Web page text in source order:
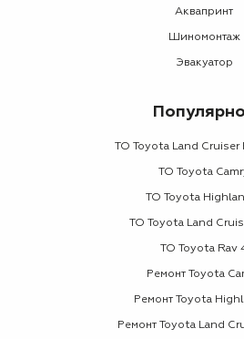
Аквапринт
Шиномонтаж
Эвакуатор
ТО Toyota Land Cruiser
ТО Toyota
ТО Toyota
ТО Toyota Land
ТО Toyota Rav
Ремонт Toyota
Ремонт Toyota
Ремонт Toyota Land